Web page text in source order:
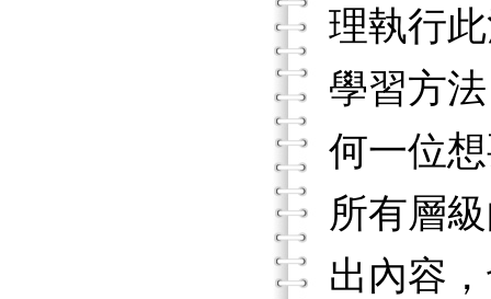
理執行
學習方
何一位
所有層
出內容